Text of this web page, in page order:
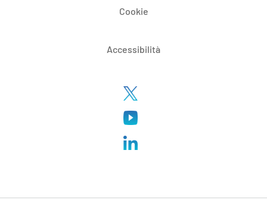
Cookie
Accessibilità